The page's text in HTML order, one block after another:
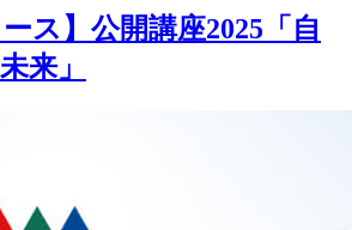
ス】公開講座2025「自
来」